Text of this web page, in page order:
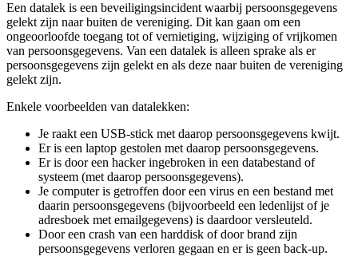
Een datalek is een beveiligingsincident waarbij persoonsgegevens
gelekt zijn naar buiten de vereniging. Dit kan gaan om een
ongeoorloofde toegang tot of vernietiging, wijziging of vrijkomen
van persoonsgegevens. Van een datalek is alleen sprake als er
persoonsgegevens zijn gelekt en als deze naar buiten de vereniging
gelekt zijn.
Enkele voorbeelden van datalekken:
Je raakt een USB-stick met daarop persoonsgegevens kwijt.
Er is een laptop gestolen met daarop persoonsgegevens.
Er is door een hacker ingebroken in een databestand of
systeem (met daarop persoonsgegevens).
Je computer is getroffen door een virus en een bestand met
daarin persoonsgegevens (bijvoorbeeld een ledenlijst of je
adresboek met emailgegevens) is daardoor versleuteld.
Door een crash van een harddisk of door brand zijn
persoonsgegevens verloren gegaan en er is geen back-up.